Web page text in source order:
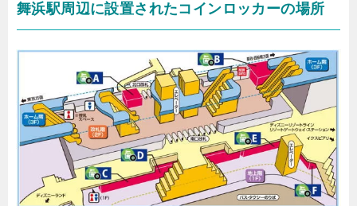
舞浜駅周辺に設置されたコインロッカーの場所